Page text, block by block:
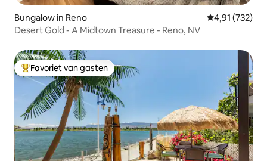
Bungalow in Reno Gemiddelde
4,91 (732)
Desert Gold - A Midtown Treasure - Reno, NV
Topfavoriet van gasten
Favoriet van gasten